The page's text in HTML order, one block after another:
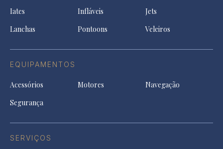
Iates Infláveis
Jets
Lanchas
Pontoons Veleiros
EQUIPAMENTOS
Acessórios Motores
Navegação
Segurança
SERVIÇOS